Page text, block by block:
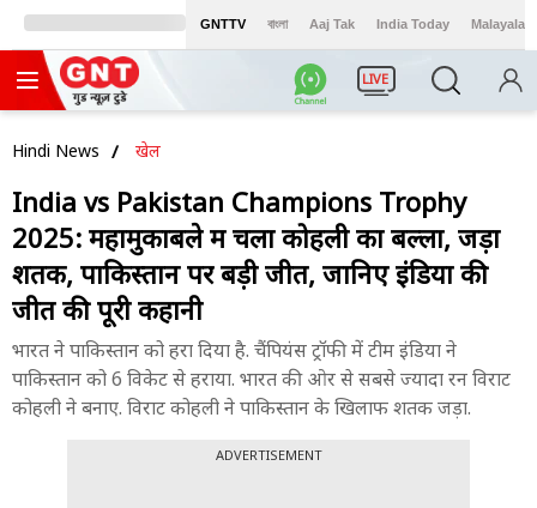
GNTTV বাংলা Aaj Tak India Today Malayalam
LIVE
Hindi News खेल
India vs Pakistan Champions Trophy
2025: महामुकाबले में चला कोहली का बल्ला, जड़ा
शतक, पाकिस्तान पर बड़ी जीत, जानिए इंडिया की
जीत की पूरी कहानी
भारत ने पाकिस्तान को हरा दिया है. चैंपियंस ट्रॉफी में टीम इंडिया ने
पाकिस्तान को 6 विकेट से हराया. भारत की ओर से सबसे ज्यादा रन विराट
कोहली ने बनाए. विराट कोहली ने पाकिस्तान के खिलाफ शतक जड़ा.
ADVERTISEMENT